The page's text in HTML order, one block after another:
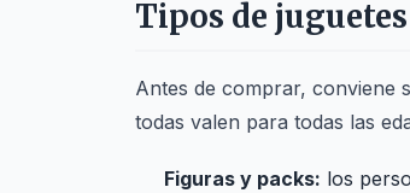
Tipos de
Antes de comprar, conviene
todas valen para todas las
Figuras y packs: los